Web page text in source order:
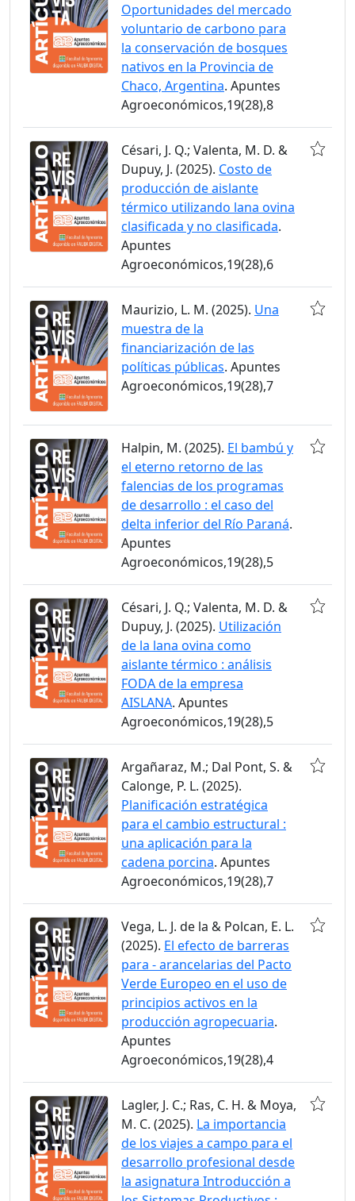
Oportunidades del mercado
voluntario de carbono para
la conservación de bosques
nativos en la Provincia de
Chaco, Argentina. Apuntes
Agroeconómicos,19(28),8
Césari, J. Q.; Valenta, M. D. &
Dupuy, J. (2025). Costo de
producción de aislante
térmico utilizando lana ovina
clasificada y no clasificada.
Apuntes
Agroeconómicos,19(28),6
Maurizio, L. M. (2025). Una
muestra de la
financiarización de las
políticas públicas. Apuntes
Agroeconómicos,19(28),7
Halpin, M. (2025). El bambú y
el eterno retorno de las
falencias de los programas
de desarrollo : el caso del
delta inferior del Río Paraná.
Apuntes
Agroeconómicos,19(28),5
Césari, J. Q.; Valenta, M. D. &
Dupuy, J. (2025). Utilización
de la lana ovina como
aislante térmico : análisis
FODA de la empresa
AISLANA. Apuntes
Agroeconómicos,19(28),5
Argañaraz, M.; Dal Pont, S. &
Calonge, P. L. (2025).
Planificación estratégica
para el cambio estructural :
una aplicación para la
cadena porcina. Apuntes
Agroeconómicos,19(28),7
Vega, L. J. de la & Polcan, E. L.
(2025). El efecto de barreras
para - arancelarias del Pacto
Verde Europeo en el uso de
principios activos en la
producción agropecuaria.
Apuntes
Agroeconómicos,19(28),4
Lagler, J. C.; Ras, C. H. & Moya,
M. C. (2025). La importancia
de los viajes a campo para el
desarrollo profesional desde
la asignatura Introducción a